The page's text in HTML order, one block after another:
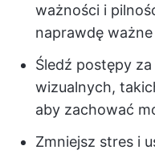
ważności i
naprawdę ważne
Śledź postępy
wizualnych,
aby zachować
Zmniejsz stres i